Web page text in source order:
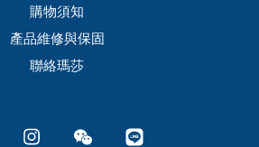
購物須知
產品維修與保固
聯絡瑪莎
Facebook Instagram Wechat